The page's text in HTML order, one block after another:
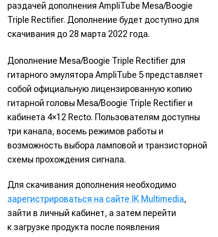
раздачей дополнения AmpliTube Mesa/Boogie
Triple Rectifier. Дополнение будет доступно для
скачивания до 28 марта 2022 года.
Дополнение Mesa/Boogie Triple Rectifier для
гитарного эмулятора AmpliTube 5 представляет
собой официальную лицензированную копию
гитарной головы Mesa/Boogie Triple Rectifier и
кабинета 4×12 Recto. Пользователям доступны
три канала, восемь режимов работы и
возможность выбора ламповой и транзисторной
схемы прохождения сигнала.
Для скачивания дополнения необходимо
зарегистрироваться на сайте IK Multimedia,
зайти в личный кабинет, а затем перейти
к загрузке продукта после появления